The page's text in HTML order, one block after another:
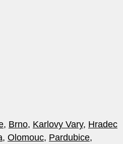
, Brno, Karlovy Vary, Hradec
, Olomouc, Pardubice,